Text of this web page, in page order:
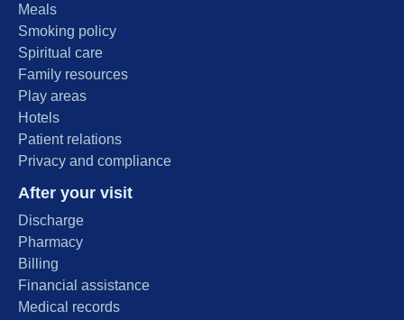
Meals
Smoking policy
Spiritual care
Family resources
Play areas
Hotels
Patient relations
Privacy and compliance
After your visit
Discharge
Pharmacy
Billing
Financial assistance
Medical records